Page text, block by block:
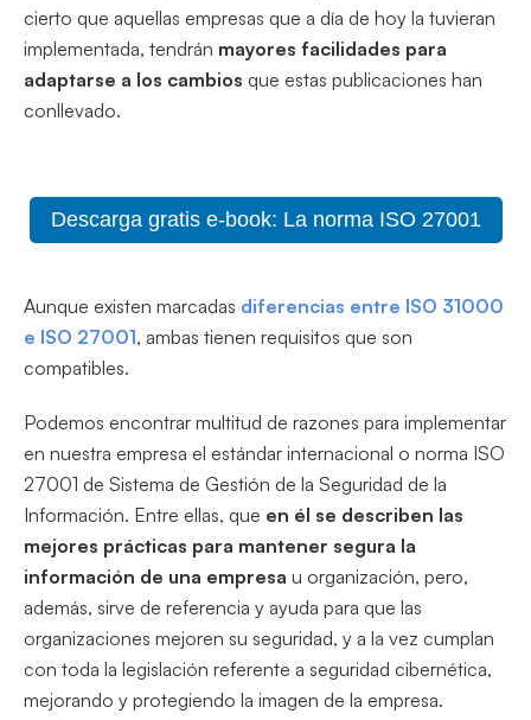
cierto que aquellas empresas que a día de hoy la tuvieran
implementada, tendrán mayores facilidades para
adaptarse a los cambios que estas publicaciones han
conllevado.
Descarga gratis e-book: La norma ISO 27001
Aunque existen marcadas diferencias entre ISO 31000
e ISO 27001, ambas tienen requisitos que son
compatibles.
Podemos encontrar multitud de razones para implementar
en nuestra empresa el estándar internacional o norma ISO
27001 de Sistema de Gestión de la Seguridad de la
Información. Entre ellas, que en él se describen las
mejores prácticas para mantener segura la
información de una empresa u organización, pero,
además, sirve de referencia y ayuda para que las
organizaciones mejoren su seguridad, y a la vez cumplan
con toda la legislación referente a seguridad cibernética,
mejorando y protegiendo la imagen de la empresa.